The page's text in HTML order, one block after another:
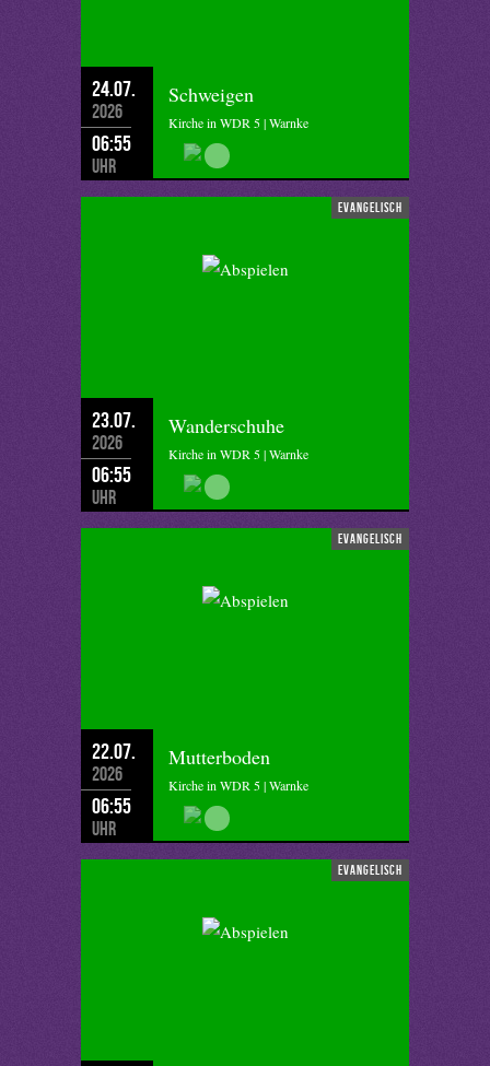
24.07.
2026
06:55
Uhr
Schweigen
Kirche in WDR 5 | Warnke
evangelisch
23.07.
2026
06:55
Uhr
Wanderschuhe
Kirche in WDR 5 | Warnke
evangelisch
22.07.
2026
06:55
Uhr
Mutterboden
Kirche in WDR 5 | Warnke
evangelisch